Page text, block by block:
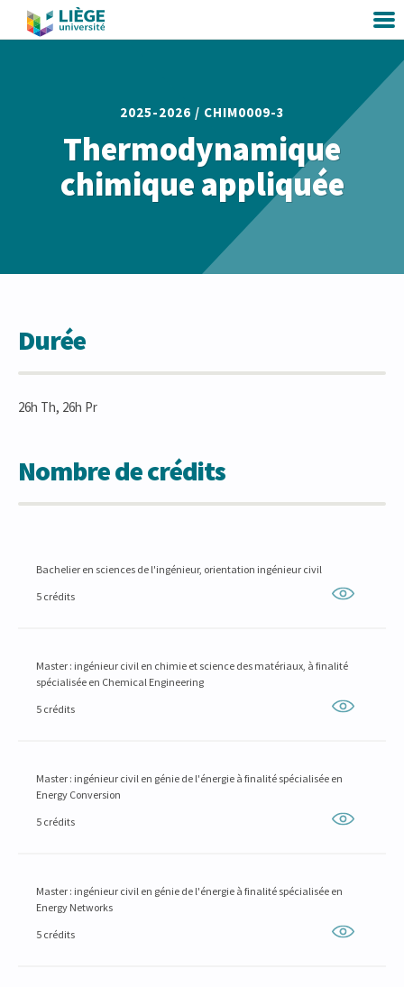
2025-2026 / CHIM0009-3
Thermodynamique
chimique appliquée
Durée
26h Th, 26h Pr
Nombre de crédits
Bachelier en sciences de l'ingénieur, orientation ingénieur civil
5 crédits
Master : ingénieur civil en chimie et science des matériaux, à finalité
spécialisée en Chemical Engineering
5 crédits
Master : ingénieur civil en génie de l'énergie à finalité spécialisée en
Energy Conversion
5 crédits
Master : ingénieur civil en génie de l'énergie à finalité spécialisée en
Energy Networks
5 crédits